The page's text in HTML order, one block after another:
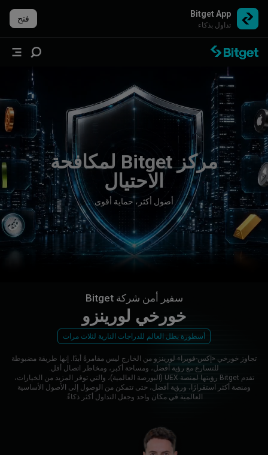
Bitget App
تداول بذكاء
فتح
مركز Bitget لمكافحة
الاحتيال
أصول أكثر، حماية أقوى
سفير أمن شركة Bitget
خورخي لورينزو
أسطورة بطل العالم للدراجات النارية لثلاث مرات
تجاوز خورخي «إكس-فويرا» لورينزو من الخارج ليس مقامرةً أبدًا. إنها طريقة مضبوطة
للتسارع مع رؤية أفضل، ومساحة أكبر، ومخاطر اتصال أقل.
تقدم Bitget رؤيتها لمنصة UEX (البورصة العالمية)، والتي توفر المزيد من الخيارات،
ومنصة أكثر استقرارًا، ورؤية أفضل، حتى تتمكن من الوصول إلى الأصول الأساسية
العالمية في مكان واحد وجعل التداول أكثر ذكاءً.